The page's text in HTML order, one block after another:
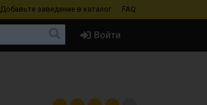
Добавьте заведение в каталог FAQ
Войти